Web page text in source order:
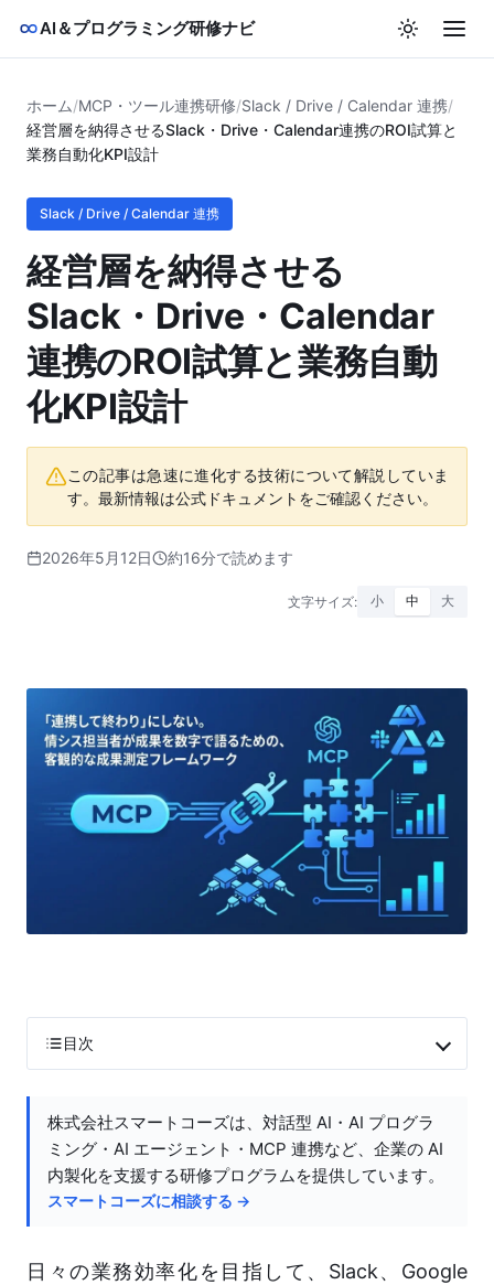
AI＆プログラミング研修ナビ
ホーム/MCP・ツール連携研修/Slack / Drive / Calendar 連携/
経営層を納得させるSlack・Drive・Calendar連携のROI試算と
業務自動化KPI設計
Slack / Drive / Calendar 連携
経営層を納得させる
Slack・Drive・Calendar
連携のROI試算と業務自動
化KPI設計
この記事は急速に進化する技術について解説していま
す。最新情報は公式ドキュメントをご確認ください。
2026年5月12日 約16分で読めます
文字サイズ: 小 中 大
目次
株式会社スマートコーズは、対話型 AI・AI プログラ
ミング・AI エージェント・MCP 連携など、企業の AI
内製化を支援する研修プログラムを提供しています。
スマートコーズに相談する →
日々の業務効率化を目指して、Slack、Google